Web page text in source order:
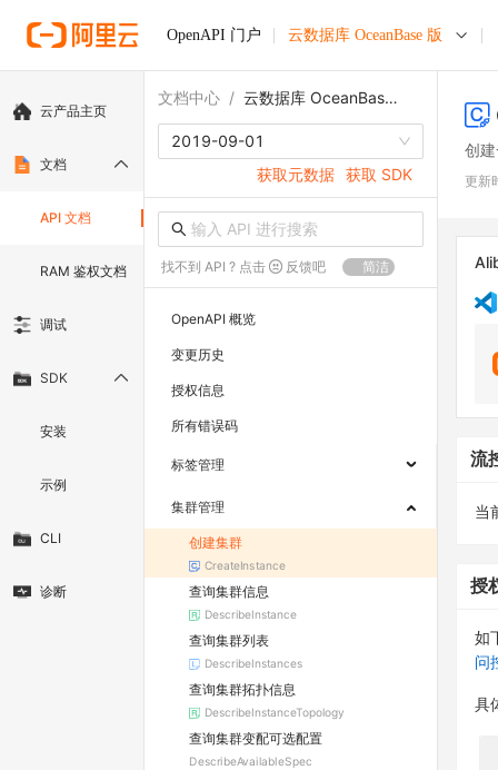
OpenAPI 门户 云数据库 OceanBase 版
云产品主页
文档
API 文档
RAM 鉴权文档
调试
SDK
安装
示例
CLI
诊断
文档中心 / 云数据库 OceanBase 版
2019-09-01
获取元数据 获取 SDK
找不到 API ? 点击 反馈吧 简洁
OpenAPI 概览
变更历史
授权信息
所有错误码
标签管理
集群管理
创建集群
CreateInstance
查询集群信息
DescribeInstance
查询集群列表
DescribeInstances
查询集群拓扑信息
DescribeInstanceTopology
查询集群变配可选配置
DescribeAvailableSpec
创
更新
流
当
授
如
问
具